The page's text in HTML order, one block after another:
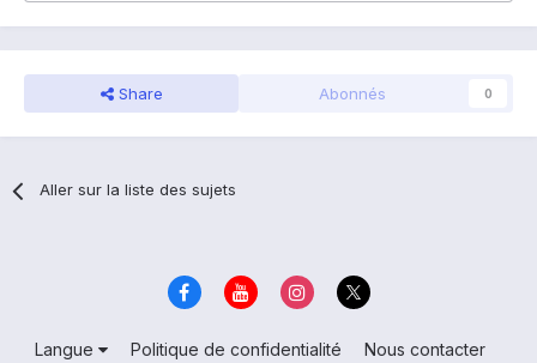
Share Abonnés 0
Aller sur la liste des sujets
Langue Politique de confidentialité Nous contacter